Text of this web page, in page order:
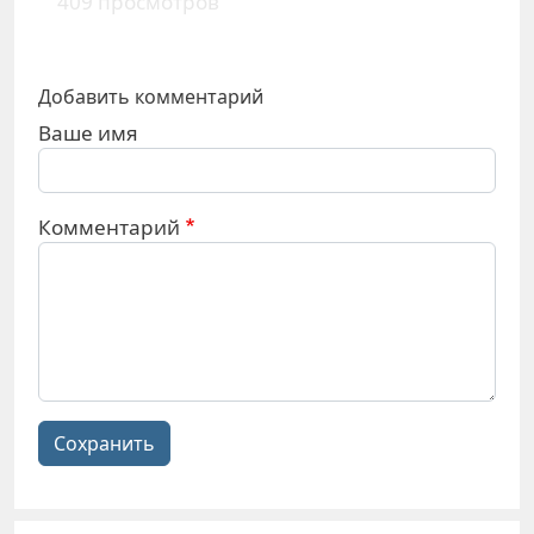
Добавить комментарий
Ваше имя
Комментарий
Сохранить